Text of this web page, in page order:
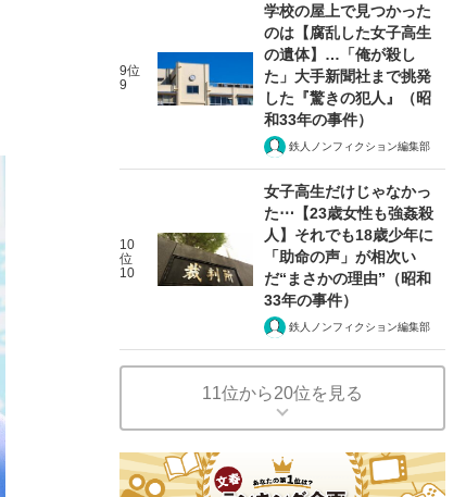
9位
9
学校の屋上で見つかった
のは【腐乱した女子高生
の遺体】…「俺が殺し
た」大手新聞社まで挑発
した『驚きの犯人』（昭
和33年の事件）
鉄人ノンフィクション編集部
10
位
10
女子高生だけじゃなかっ
た⋯【23歳女性も強姦殺
人】それでも18歳少年に
「助命の声」が相次い
だ“まさかの理由”（昭和
33年の事件）
鉄人ノンフィクション編集部
11位から20位を見る